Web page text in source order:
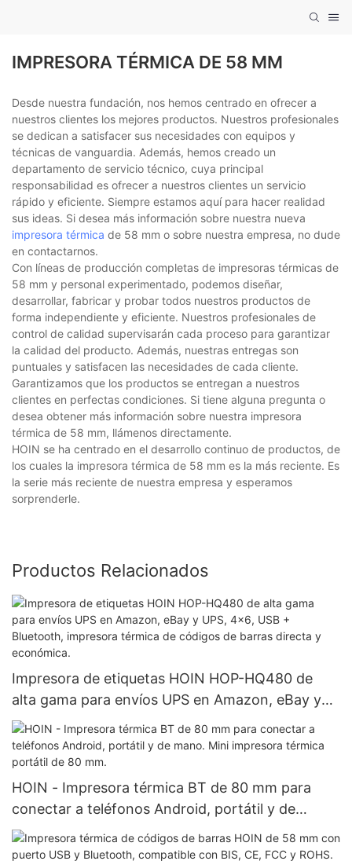
IMPRESORA TÉRMICA DE 58 MM
Desde nuestra fundación, nos hemos centrado en ofrecer a
nuestros clientes los mejores productos. Nuestros profesionales
se dedican a satisfacer sus necesidades con equipos y
técnicas de vanguardia. Además, hemos creado un
departamento de servicio técnico, cuya principal
responsabilidad es ofrecer a nuestros clientes un servicio
rápido y eficiente. Siempre estamos aquí para hacer realidad
sus ideas. Si desea más información sobre nuestra nueva
impresora térmica de 58 mm o sobre nuestra empresa, no dude
en contactarnos.
Con líneas de producción completas de impresoras térmicas de
58 mm y personal experimentado, podemos diseñar,
desarrollar, fabricar y probar todos nuestros productos de
forma independiente y eficiente. Nuestros profesionales de
control de calidad supervisarán cada proceso para garantizar
la calidad del producto. Además, nuestras entregas son
puntuales y satisfacen las necesidades de cada cliente.
Garantizamos que los productos se entregan a nuestros
clientes en perfectas condiciones. Si tiene alguna pregunta o
desea obtener más información sobre nuestra impresora
térmica de 58 mm, llámenos directamente.
HOIN se ha centrado en el desarrollo continuo de productos, de
los cuales la impresora térmica de 58 mm es la más reciente. Es
la serie más reciente de nuestra empresa y esperamos
sorprenderle.
Productos Relacionados
Impresora de etiquetas HOIN HOP-HQ480 de
alta gama para envíos UPS en Amazon, eBay y
UPS, 4x6, USB + Bluetooth, impresora térmica
de códigos de barras directa y económica.
HOIN - Impresora térmica BT de 80 mm para
conectar a teléfonos Android, portátil y de
mano. Mini impresora térmica portátil de 80 mm.